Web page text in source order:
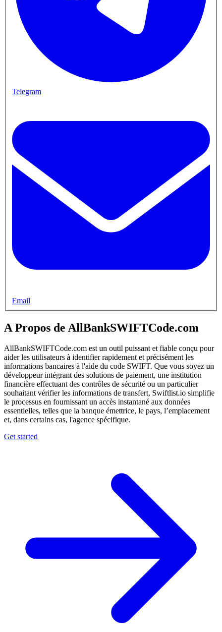
Telegram
Email
A Propos de AllBankSWIFTCode.com
AllBankSWIFTCode.com est un outil puissant et fiable conçu pour
aider les utilisateurs à identifier rapidement et précisément les
informations bancaires à l'aide du code SWIFT. Que vous soyez un
développeur intégrant des solutions de paiement, une institution
financière effectuant des contrôles de sécurité ou un particulier
souhaitant vérifier les informations de transfert, Swiftlist.io simplifie
le processus en fournissant un accès instantané aux données
essentielles, telles que la banque émettrice, le pays, l’emplacement
et, dans certains cas, l'agence spécifique.
Get started